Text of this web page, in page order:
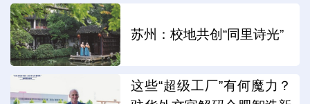
苏州：校地共创“同里诗光”
这些“超级工厂”有何魔力？